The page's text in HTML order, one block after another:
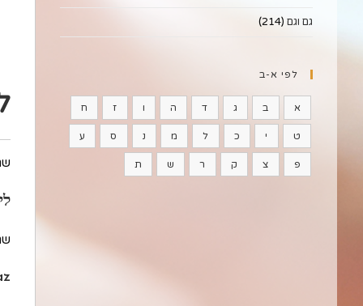
גם וגם (214)
לפי א-ב
א ב ג ד ה ו ז ח
ט י כ ל מ נ ס ע
פ צ ק ר ש ת